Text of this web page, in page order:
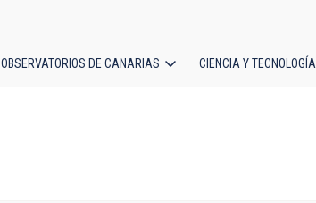
OBSERVATORIOS DE CANARIAS CIENCIA Y TECNOLOGÍA